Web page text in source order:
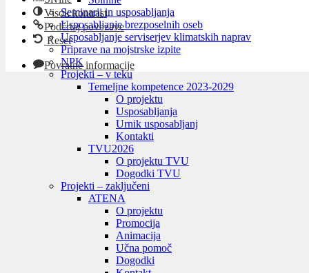
Seminarji in usposabljanja
Usposabljanje brezposelnih oseb
Usposabljanje serviserjev klimatskih naprav
Priprave na mojstrske izpite
NPK
Projekti – v teku
Temeljne kompetence 2023-2029
O projektu
Usposabljanja
Urnik usposabljanj
Kontakti
TVU2026
O projektu TVU
Dogodki TVU
Projekti – zaključeni
ATENA
O projektu
Promocija
Animacija
Učna pomoč
Dogodki
Visok kontrast
Podčrtaj povezave
Reset
Povratne informacije